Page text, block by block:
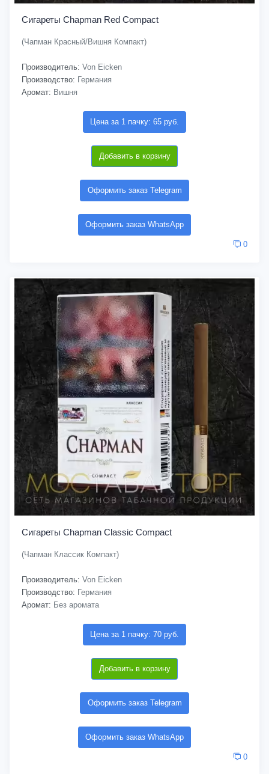
Сигареты Chapman Red Compact
(Чапман Красный/Вишня Компакт)
Производитель: Von Eicken
Производство: Германия
Аромат: Вишня
Цена за 1 пачку: 65 руб.
Добавить в корзину
Оформить заказ Telegram
Оформить заказ WhatsApp
0
Сигареты Chapman Classic Compact
(Чапман Классик Компакт)
Производитель: Von Eicken
Производство: Германия
Аромат: Без аромата
Цена за 1 пачку: 70 руб.
Добавить в корзину
Оформить заказ Telegram
Оформить заказ WhatsApp
0